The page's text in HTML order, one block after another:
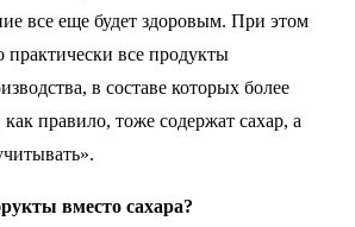
все еще будет здоровым. При этом
практически все продукты
в составе которых более
правило, тоже содержат сахар, а
вместо сахара?